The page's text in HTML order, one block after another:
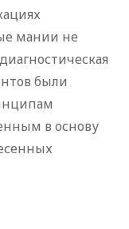
мании не
были
в основу